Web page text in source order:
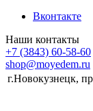
Вконтакте
Наши контакты
+7 (3843) 60-58-60
shop@moyedem.ru
г.Новокузнецк,